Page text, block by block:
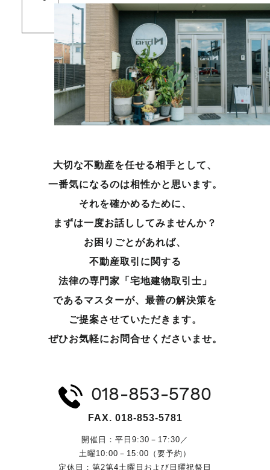
大切な不動産を任せる相手として、
一番気になるのは相性かと思います。
それを確かめるために、
まずは一度お話ししてみませんか？
お困りごとがあれば、
不動産取引に関する
法律の専門家「宅地建物取引士」
であるマスターが、 最善の解決策を
ご提案させていただきます。
ぜひお気軽にお問合せくださいませ。
018-853-5780
FAX. 018-853-5781
開催日：平日9:30－17:30／
土曜10:00－15:00（要予約）
定休日：第2第4土曜日および日曜祝祭日